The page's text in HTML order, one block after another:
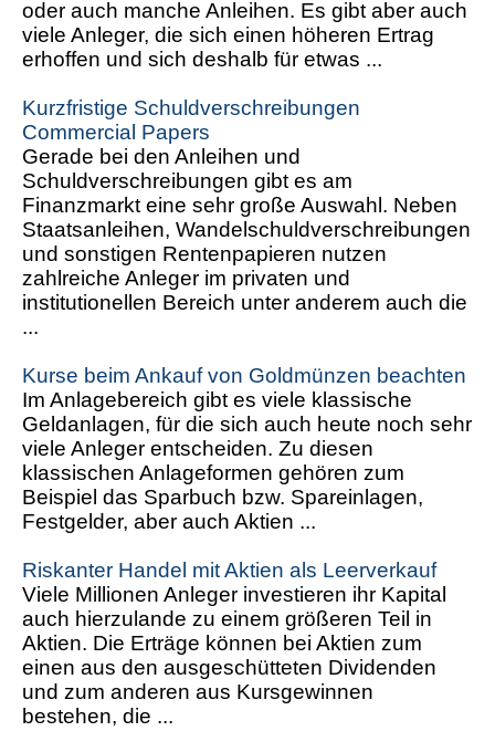
oder auch manche Anleihen. Es gibt aber auch
viele Anleger, die sich einen höheren Ertrag
erhoffen und sich deshalb für etwas ...
Kurzfristige Schuldverschreibungen
Commercial Papers
Gerade bei den Anleihen und
Schuldverschreibungen gibt es am
Finanzmarkt eine sehr große Auswahl. Neben
Staatsanleihen, Wandelschuldverschreibungen
und sonstigen Rentenpapieren nutzen
zahlreiche Anleger im privaten und
institutionellen Bereich unter anderem auch die
...
Kurse beim Ankauf von Goldmünzen beachten
Im Anlagebereich gibt es viele klassische
Geldanlagen, für die sich auch heute noch sehr
viele Anleger entscheiden. Zu diesen
klassischen Anlageformen gehören zum
Beispiel das Sparbuch bzw. Spareinlagen,
Festgelder, aber auch Aktien ...
Riskanter Handel mit Aktien als Leerverkauf
Viele Millionen Anleger investieren ihr Kapital
auch hierzulande zu einem größeren Teil in
Aktien. Die Erträge können bei Aktien zum
einen aus den ausgeschütteten Dividenden
und zum anderen aus Kursgewinnen
bestehen, die ...